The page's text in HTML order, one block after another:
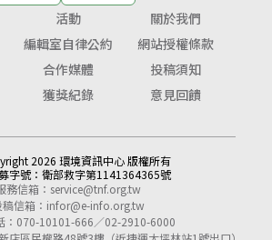
活動
關於我們
編輯室自律公約
網站授權條款
合作媒體
投稿須知
獲獎紀錄 意見回饋
2026 環境資訊中心 版權所有
字號： 衛部救字第1141364365號
務信箱： service@tnf.org.tw
信箱： infor@e-info.org.tw
：070-10101-666／02-2910-6000